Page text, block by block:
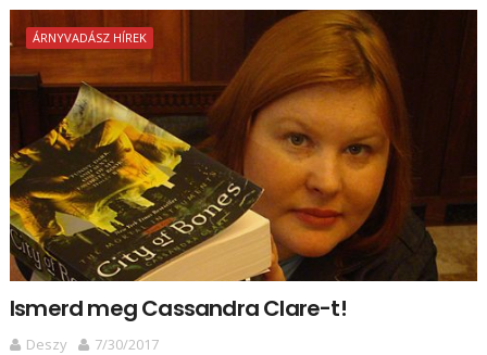
ÁRNYVADÁSZ HÍREK
Ismerd meg Cassandra Clare-t!
Deszy
7/30/2017